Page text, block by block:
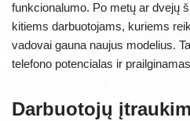
funkcionalumo. Po metų ar dvejų
kitiems darbuotojams, kuriems
vadovai gauna naujus modelius.
telefono potencialas ir
Darbuotojų